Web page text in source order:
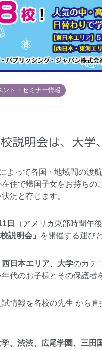
ント・セミナー情報
説明会は、大学
よって各国・地域間の渡
住で帰国子女をお持ち
況と存じます。
日 （アメリカ東部時間午
説明会」 を開催する運び
日本エリア、大学のカテ
代のお子様とその保護者
情報を各校の先生 から
、渋渋、広尾学園、三田